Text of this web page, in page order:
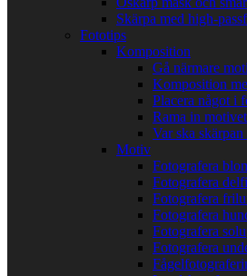
Skärpa med high-
Fototips
Komposition
Gå närmare
Komposition
Placera något i
Rama in motivet
Var ska
Motiv
Fotografera
Fotografera
Fotografera
Fotografera
Fotografera
Fotografera